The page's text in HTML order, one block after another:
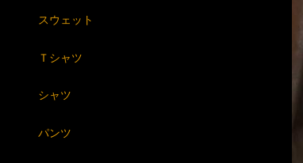
スウェット
Ｔシャツ
シャツ
パンツ